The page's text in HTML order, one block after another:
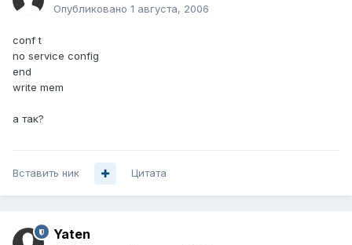
Опубликовано 1 августа, 2006
conf t
no service config
end
write mem
а так?
Вставить ник Цитата
Yaten